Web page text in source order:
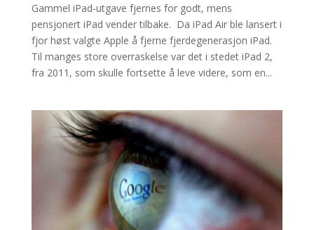
Gammel iPad-utgave fjernes for godt, mens
pensjonert iPad vender tilbake. Da iPad Air ble lansert i
fjor høst valgte Apple å fjerne fjerdegenerasjon iPad.
Til manges store overraskelse var det i stedet iPad 2,
fra 2011, som skulle fortsette å leve videre, som en...